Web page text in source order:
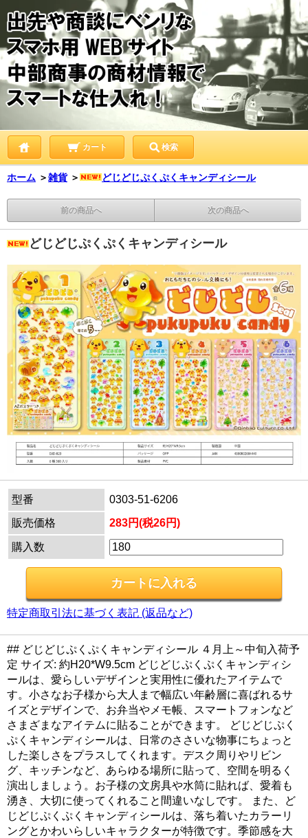
カート 検索
ホーム ＞雑貨 ＞ どじどじぷくぷくキャンディシール
前の商品へ 次の商品へ
どじどじぷくぷくキャンディシール
型番
0303-51-6206
販売価格
283円(税26円)
購入数
特定商取引法に基づく表記 (返品など)
## どじどじぷくぷくキャンディシール ４月上～中旬入荷予
定 サイズ: 約H20*W9.5cm どじどじぷくぷくキャンディシ
ールは、愛らしいデザインと実用性に優れたアイテムで
す。小さなお子様から大人まで幅広い年齢層に喜ばれるサ
イズとデザインで、お弁当やメモ帳、スマートフォンなど
さまざまなアイテムに貼ることができます。 どじどじぷく
ぷくキャンディシールは、日常のささいな物事にちょっと
した楽しさをプラスしてくれます。デスク周りやリビン
グ、キッチンなど、あらゆる場所に貼って、空間を明るく
演出しましょう。お子様の文房具や水筒に貼れば、愛着も
湧き、大切に使ってくれること間違いなしです。 また、ど
じどじぷくぷくキャンディシールは、落ち着いたカラーリ
ングとかわいらしいキャラクターが特徴です。季節感を大